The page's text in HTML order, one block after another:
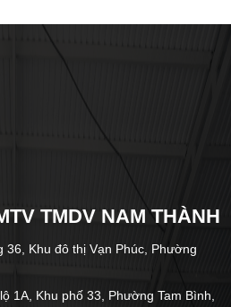
TMDV NAM THÀNH
Khu đô thị Vạn Phúc, Phường
1A, Khu phố 33, Phường Tam Bình,